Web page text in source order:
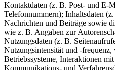
Kontaktdaten (z. B. Post- und E-
Telefonnummern); Inhaltsdaten
Nachrichten und Beiträge sowie
wie z. B. Angaben zur
Nutzungsdaten (z. B.
Nutzungsintensität und -
Betriebssysteme, Interaktionen